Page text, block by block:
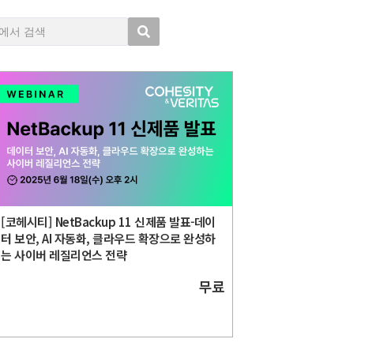
[코헤시티] NetBackup 11 신제품 발표-데이
터 보안, AI 자동화, 클라우드 확장으로 완성하
는 사이버 레질리언스 전략
무료